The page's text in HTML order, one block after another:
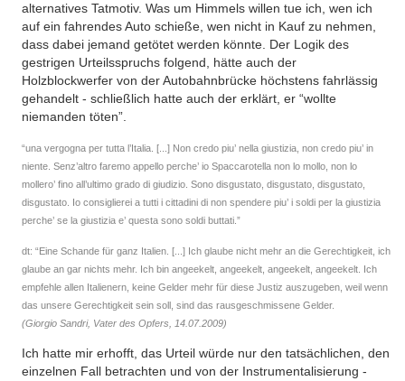
alternatives Tatmotiv. Was um Himmels willen tue ich, wen ich
auf ein fahrendes Auto schieße, wen nicht in Kauf zu nehmen,
dass dabei jemand getötet werden könnte. Der Logik des
gestrigen Urteilsspruchs folgend, hätte auch der
Holzblockwerfer von der Autobahnbrücke höchstens fahrlässig
gehandelt - schließlich hatte auch der erklärt, er “wollte
niemanden töten”.
“una vergogna per tutta l’Italia. [...] Non credo piu’ nella giustizia, non credo piu’ in
niente. Senz’altro faremo appello perche’ io Spaccarotella non lo mollo, non lo
mollero’ fino all’ultimo grado di giudizio. Sono disgustato, disgustato, disgustato,
disgustato. Io consiglierei a tutti i cittadini di non spendere piu’ i soldi per la giustizia
perche’ se la giustizia e’ questa sono soldi buttati.”
dt: “Eine Schande für ganz Italien. [...] Ich glaube nicht mehr an die Gerechtigkeit, ich
glaube an gar nichts mehr. Ich bin angeekelt, angeekelt, angeekelt, angeekelt. Ich
empfehle allen Italienern, keine Gelder mehr für diese Justiz auszugeben, weil wenn
das unsere Gerechtigkeit sein soll, sind das rausgeschmissene Gelder.
(Giorgio Sandri, Vater des Opfers, 14.07.2009)
Ich hatte mir erhofft, das Urteil würde nur den tatsächlichen, den
einzelnen Fall betrachten und von der Instrumentalisierung -